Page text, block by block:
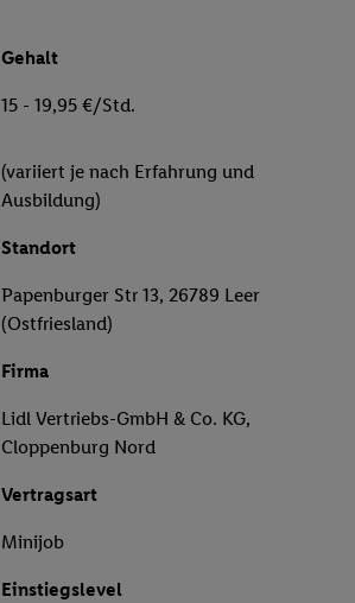
Gehalt
15 - 19,95 €/Std.
(variiert je nach Erfahrung und
Ausbildung)
Standort
Papenburger Str 13, 26789 Leer
(Ostfriesland)
Firma
Lidl Vertriebs-GmbH & Co. KG,
Cloppenburg Nord
Vertragsart
Minijob
Einstiegslevel